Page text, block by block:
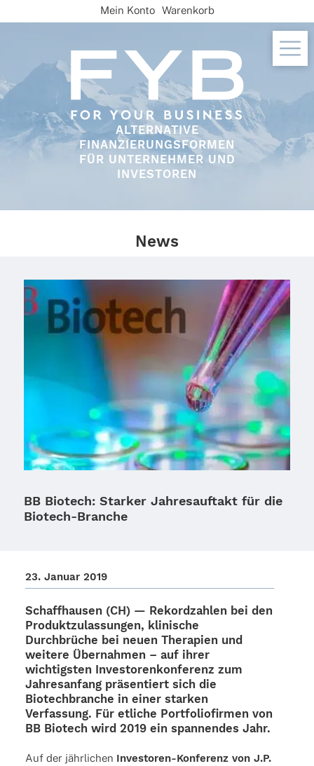
to
ALTERNATIVE
FINANZIERUNGSFORMEN
FÜR UNTERNEHMER UND
INVESTOREN
Mein Konto Warenkorb
News
BB Biotech: Starker Jahresauftakt für die
Biotech-Branche
23. Januar 2019
Schaff­hau­sen (CH) — Rekord­zah­len bei den
Produkt­zu­las­sun­gen, klini­sche
Durchbrüche bei neuen Thera­pien und
weitere Übernahmen – auf ihrer
wich­tigs­ten Inves­to­ren­kon­fe­renz zum
Jahres­an­fang präsentiert sich die
Biotech­bran­che in einer star­ken
Verfas­sung. Für etli­che Port­fo­lio­fir­men von
BB Biotech wird 2019 ein span­nen­des Jahr.
Auf der jährlichen Inves­­to­­ren-Konfe­­renz von J.P.